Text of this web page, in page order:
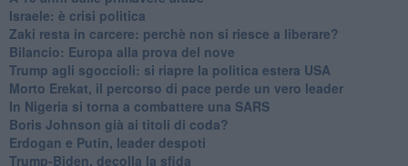
Israele: è crisi politica
Zaki resta in carcere: perchè non si riesce a liberare?
Bilancio: Europa alla prova del nove
Trump agli sgoccioli: si riapre la politica estera USA
Morto Erekat, il percorso di pace perde un vero leader
In Nigeria si torna a combattere una SARS
Boris Johnson già ai titoli di coda?
Erdogan e Putin, leader despoti
Trump-Biden, decolla la sfida